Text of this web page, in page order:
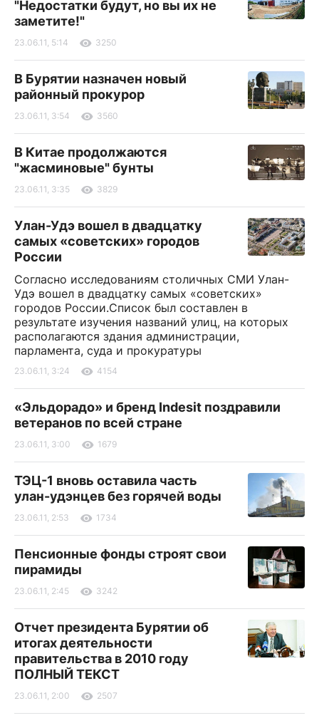
"Недостатки будут, но вы их не
заметите!"
23.06.11, 5:14 3250
В Бурятии назначен новый
районный прокурор
23.06.11, 3:54 3560
В Китае продолжаются
"жасминовые" бунты
23.06.11, 3:35 3829
Улан-Удэ вошел в двадцатку
самых «советских» городов
России
Согласно исследованиям столичных СМИ Улан-
Удэ вошел в двадцатку самых «советских»
городов России.Список был составлен в
результате изучения названий улиц, на которых
располагаются здания администрации,
парламента, суда и прокуратуры
23.06.11, 3:24 4154
«Эльдорадо» и бренд Indesit поздравили
ветеранов по всей стране
23.06.11, 3:00 1679
ТЭЦ-1 вновь оставила часть
улан-удэнцев без горячей воды
23.06.11, 2:53 1734
Пенсионные фонды строят свои
пирамиды
23.06.11, 2:45 3242
Отчет президента Бурятии об
итогах деятельности
правительства в 2010 году
ПОЛНЫЙ ТЕКСТ
23.06.11, 2:00 2507